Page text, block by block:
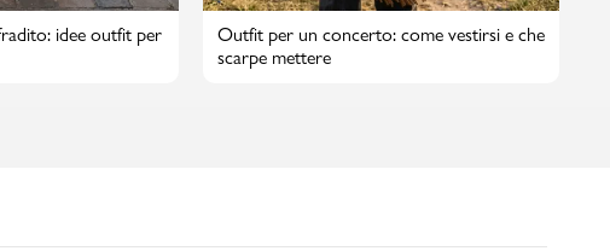
idee outfit per
Outfit per un concerto: come vestirsi e che
scarpe mettere